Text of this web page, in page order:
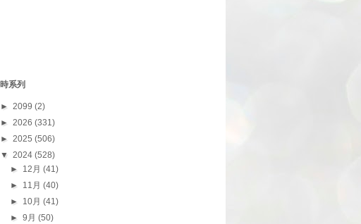
時系列
► 2099 (2)
► 2026 (331)
► 2025 (506)
▼ 2024 (528)
► 12月(41)
► 11月(40)
► 10月(41)
►9月(50)